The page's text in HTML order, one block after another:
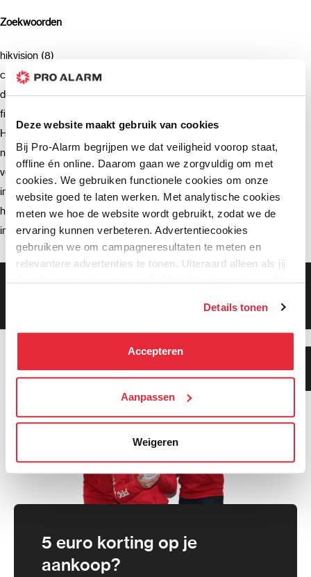
Deze website maakt gebruik van cookies
Bij Pro-Alarm begrijpen we dat veiligheid voorop staat,
offline én online. Daarom gaan we zorgvuldig om met
cookies. We gebruiken functionele cookies om onze
website goed te laten werken. Met analytische cookies
meten we hoe de website wordt gebruikt, zodat we de
ervaring kunnen verbeteren. Advertentiecookies
gebruiken we om campagneresultaten te meten en
relevantere advertenties te tonen. Uiteraard alleen als jij
daar toestemming voor geeft. Als je toestemming geeft,
kunnen deze gegevens combineren met informatie die zij
hebben verzameld via het gebruik van hun diensten. Je
kunt alle cookies accepteren, alleen noodzakelijke
We werken samen met21 derden
die uw gegevens
kunnen ontvangen en verwerken.
Details tonen
Accepteren
Aanpassen
Weigeren
Zoekwoorden
hikvision (8)
camera (7)
deurbel (4)
firmware (3)
Hikvision (3)
netwerkrecorder (2)
verzending (2)
intercom (2)
hik-connect (2)
installatie (2)
Gratis bezorging vanaf €99,-
5 euro korting op je
aankoop?
gemiddeld!